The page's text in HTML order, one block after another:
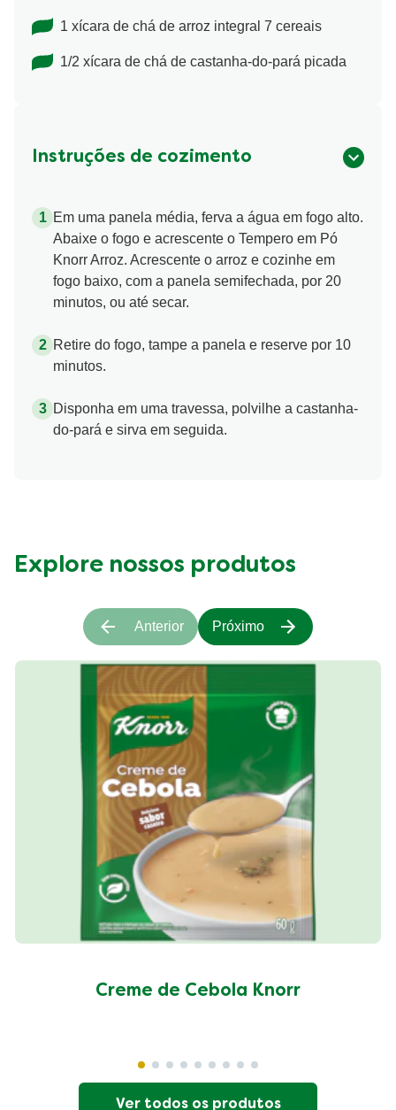
1 xícara de chá de arroz integral 7 cereais
1/2 xícara de chá de castanha-do-pará picada
Instruções de cozimento
Em uma panela média, ferva a água em fogo alto.
Abaixe o fogo e acrescente o Tempero em Pó
Knorr Arroz. Acrescente o arroz e cozinhe em
fogo baixo, com a panela semifechada, por 20
minutos, ou até secar.
Retire do fogo, tampe a panela e reserve por 10
minutos.
Disponha em uma travessa, polvilhe a castanha-
do-pará e sirva em seguida.
Explore nossos produtos
Creme de Cebola Knorr
Anterior Próximo
Ver todos os produtos